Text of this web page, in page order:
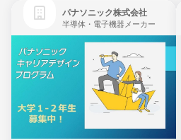
パナソニック株式会社
半導体・電子機器メーカー